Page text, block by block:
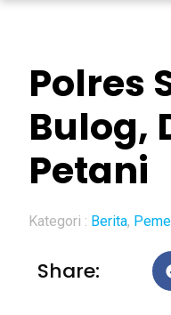
Polres
Bulog,
Petani
Kategori : Berita,
Share: